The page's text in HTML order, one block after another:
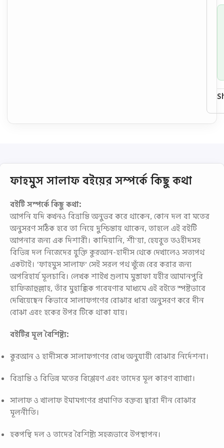
ফাহমুস সালাফ বইয়ের সম্পর্কে কিছু কথা
বইটি সম্পর্কে কিছু কথা:
আপনি যদি কখনও বিভ্রান্তি অনুভব করে থাকেন, কোন দল বা মতের
অনুসরণ সঠিক হবে তা নিয়ে দুশ্চিন্তায় থাকেন, তাহলে এই বইটি
আপনার জন্য এক দিশারী। কাদিয়ানি, শী‘য়া, হেযবুত তওহীদসহ
বিভিন্ন দল নিজেদের যুক্তি কুরআন-হাদীস থেকে দেখালেও সত্যপথ
একটাই। ‘ফাহমুস সালাফ’ সেই সরল পথ খুঁজে বের করার জন্য
অপরিহার্য মূলচাবি। লেখক শাইখ গুলাম মুস্তাফা যহীর আমানপুরি
হাফিজাহুল্লাহ, তাঁর মুহাক্কিক গবেষণার মাধ্যমে এই বইতে স্পষ্টভাবে
দেখিয়েছেন কিভাবে সালাফগণের বোঝার ধারা অনুসরণ করে দীন
বোঝা এবং হকের উপর টিকে থাকা যায়।
বইটির মূল বৈশিষ্ট্য:
কুরআন ও হাদীসকে সালাফগণের বোধ অনুযায়ী বোঝার নির্দেশনা।
বিভ্রান্তি ও বিভিন্ন মতের বিশ্লেষণ এবং তাদের মূল কারণ ব্যাখ্যা।
সালাফ ও খালাফ ইমামগণের প্রমাণিত বক্তব্য দ্বারা দীন বোঝার
মূলনীতি।
হকপন্থি দল ও তাদের বৈশিষ্ট্য সহজভাবে উপস্থাপন।